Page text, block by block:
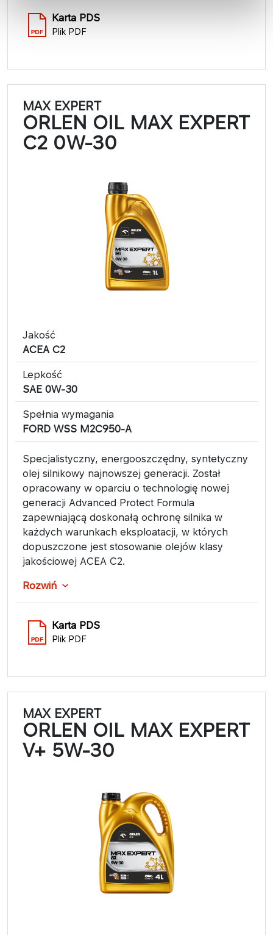
Karta PDS
Plik PDF
MAX EXPERT
ORLEN OIL MAX EXPERT
C2 0W-30
Jakość
​ACEA C2
Lepkość
SAE 0W-30
Spełnia wymagania
FORD WSS M2C950-A
Specjalistyczny, energooszczędny, syntetyczny
olej silnikowy najnowszej generacji. Został
opracowany w oparciu o technologię nowej
generacji Advanced Protect Formula
zapewniającą doskonałą ochronę silnika w
każdych warunkach eksploatacji, w których
dopuszczone jest stosowanie olejów klasy
jakościowej ACEA C2.
Rozwiń
Karta PDS
Plik PDF
MAX EXPERT
ORLEN OIL MAX EXPERT
V+ 5W-30